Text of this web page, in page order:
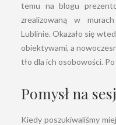
temu na blogu
zrealizowaną w murach
Lublinie. Okazało się
obiektywami, a
tło dla ich osobowości.
Pomysł na
Kiedy poszukiwaliśmy